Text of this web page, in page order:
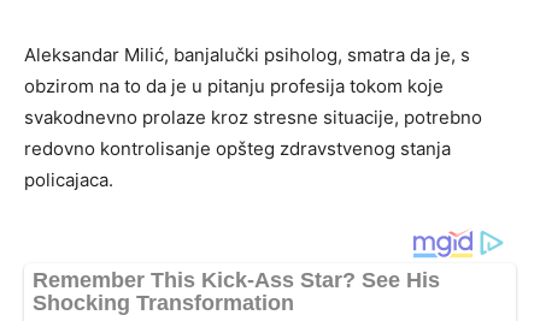
Aleksandar Milić, banjalučki psiholog, smatra da je, s
obzirom na to da je u pitanju profesija tokom koje
svakodnevno prolaze kroz stresne situacije, potrebno
redovno kontrolisanje opšteg zdravstvenog stanja
policajaca.